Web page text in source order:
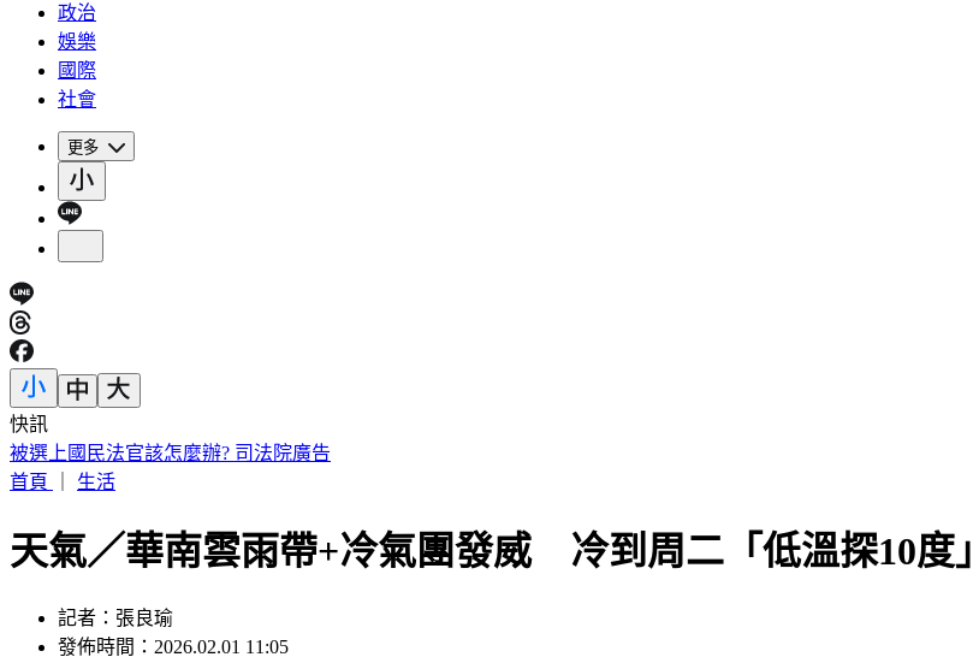
政治
娛樂
國際
社會
更多
快訊
IU無預警召喚前男友 韓網替「她」心疼：很不舒服
首頁
生活
天氣／華南雲雨帶+冷氣團發威 冷到周二「低溫探10度」
記者：張良瑜
發佈時間：2026.02.01 11:05